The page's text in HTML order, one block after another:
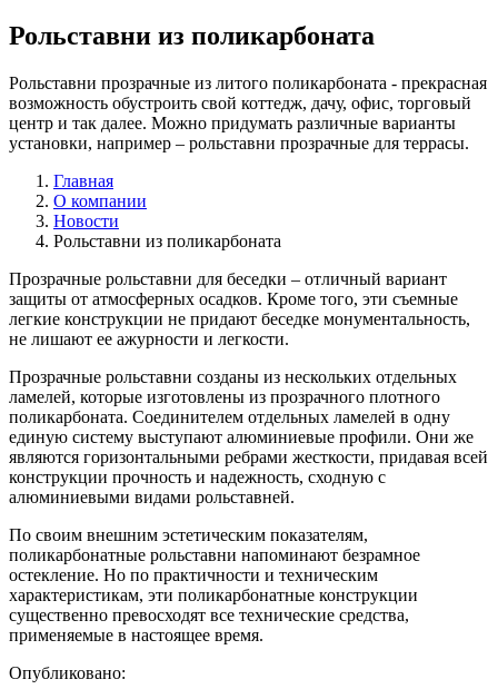
Рольставни из поликарбоната
Рольставни прозрачные из литого поликарбоната - прекрасная
возможность обустроить свой коттедж, дачу, офис, торговый
центр и так далее. Можно придумать различные варианты
установки, например – рольставни прозрачные для террасы.
Главная
О компании
Новости
Рольставни из поликарбоната
Прозрачные рольставни для беседки – отличный вариант
защиты от атмосферных осадков. Кроме того, эти съемные
легкие конструкции не придают беседке монументальность,
не лишают ее ажурности и легкости.
Прозрачные рольставни созданы из нескольких отдельных
ламелей, которые изготовлены из прозрачного плотного
поликарбоната. Соединителем отдельных ламелей в одну
единую систему выступают алюминиевые профили. Они же
являются горизонтальными ребрами жесткости, придавая всей
конструкции прочность и надежность, сходную с
алюминиевыми видами рольставней.
По своим внешним эстетическим показателям,
поликарбонатные рольставни напоминают безрамное
остекление. Но по практичности и техническим
характеристикам, эти поликарбонатные конструкции
существенно превосходят все технические средства,
применяемые в настоящее время.
Опубликовано: